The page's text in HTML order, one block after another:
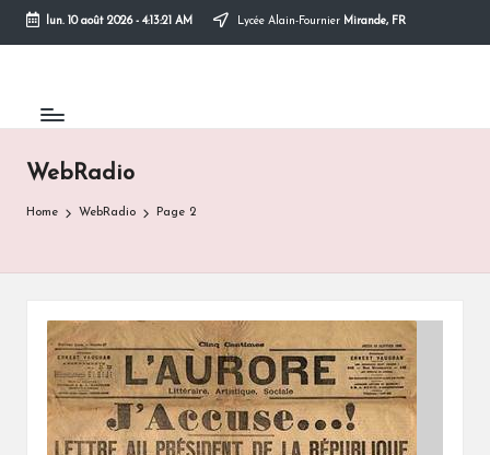
Skip
lun. 10 août 2026- 4:13:22 AM Lycée Alain-FournierMirande, FR
WebRadio
Home WebRadio Page 2